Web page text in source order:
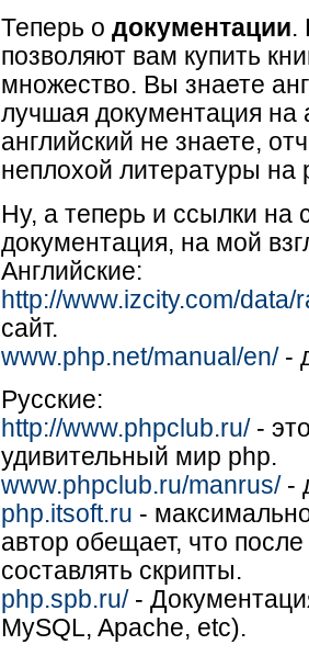
Теперь одокументации.
позволяют вам купить
множество. Вы знаете
лучшая документация на
английский не знаете,
неплохой литературы на
Ну, а теперь и ссылки
документация, на мой
Английские:
http://www.izcity.com/
сайт.
www.php.net/manual/en/-
Русские:
http://www.phpclub.ru/-
удивительный мир php.
www.phpclub.ru/manrus/-
php.itsoft.ru -
автор обещает, что
составлять скрипты.
php.spb.ru/-
MySQL, Apache, etc).